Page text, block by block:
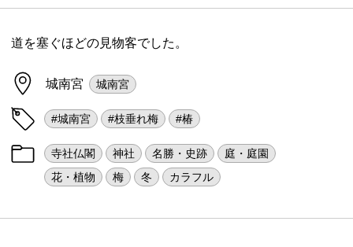
道を塞ぐほどの見物客でした。
城南宮 城南宮
#城南宮 #枝垂れ梅 #椿
寺社仏閣 神社 名勝・史跡
庭・庭園
花・植物
梅 冬 カラフル